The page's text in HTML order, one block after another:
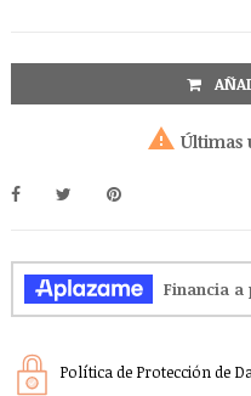
 Últimas
Política de Protección de